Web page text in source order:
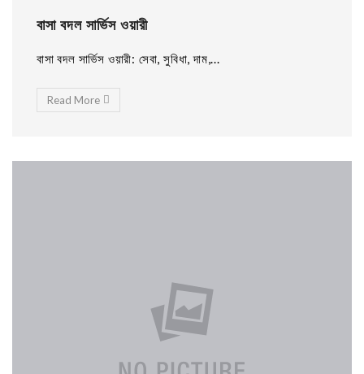
বাসা বদল সার্ভিস ওয়ারী
বাসা বদল সার্ভিস ওয়ারী: সেবা, সুবিধা, দাম,...
Read More